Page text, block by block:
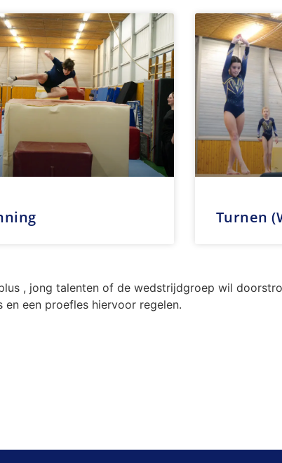
Turnen
, jong talenten of de wedstrijdgroep wil
een proefles hiervoor regelen.